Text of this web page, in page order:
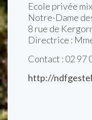
Ecole privée
Notre-Dame
8 rue de
Directrice :
Contact : 02 97
http://